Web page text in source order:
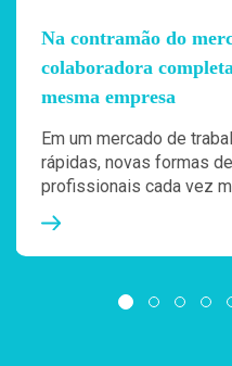
Na contramão do
colaboradora
mesma empresa
Em um mercado de
rápidas, novas formas
profissionais cada vez